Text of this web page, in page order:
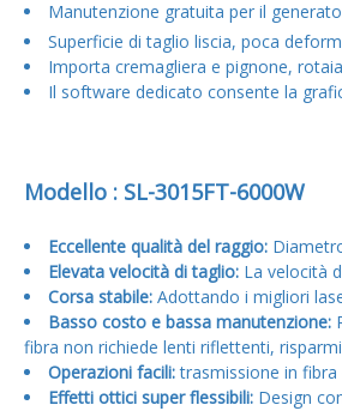
Manutenzione gratuita per il
Superficie di taglio liscia, poca
Importa cremagliera e pignone,
Il software dedicato consente la
Modello : SL-3015FT-6000W
Eccellente qualità del raggio:
Elevata velocità di taglio: La velocità
Corsa stabile: Adottando i migliori
Basso costo e bassa manutenzione:
fibra non richiede lenti riflettenti,
Operazioni facili:trasmissione in
Effetti ottici super flessibili: Design